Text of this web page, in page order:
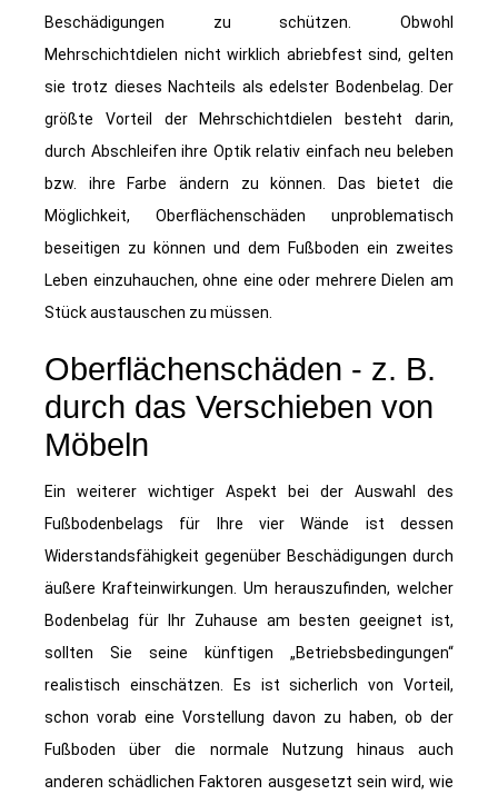
Beschädigungen zu schützen. Obwohl
Mehrschichtdielen nicht wirklich abriebfest sind, gelten
sie trotz dieses Nachteils als edelster Bodenbelag. Der
größte Vorteil der Mehrschichtdielen besteht darin,
durch Abschleifen ihre Optik relativ einfach neu beleben
bzw. ihre Farbe ändern zu können. Das bietet die
Möglichkeit, Oberflächenschäden unproblematisch
beseitigen zu können und dem Fußboden ein zweites
Leben einzuhauchen, ohne eine oder mehrere Dielen am
Stück austauschen zu müssen.
Oberflächenschäden - z. B.
durch das Verschieben von
Möbeln
Ein weiterer wichtiger Aspekt bei der Auswahl des
Fußbodenbelags für Ihre vier Wände ist dessen
Widerstandsfähigkeit gegenüber Beschädigungen durch
äußere Krafteinwirkungen. Um herauszufinden, welcher
Bodenbelag für Ihr Zuhause am besten geeignet ist,
sollten Sie seine künftigen „Betriebsbedingungen“
realistisch einschätzen. Es ist sicherlich von Vorteil,
schon vorab eine Vorstellung davon zu haben, ob der
Fußboden über die normale Nutzung hinaus auch
anderen schädlichen Faktoren ausgesetzt sein wird, wie